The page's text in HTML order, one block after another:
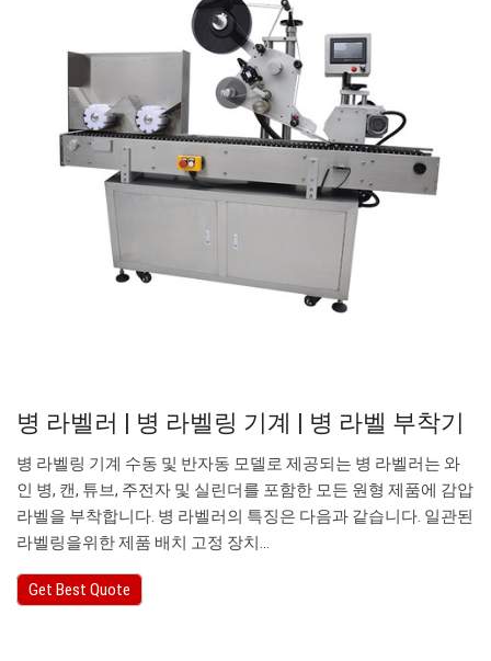
병 라벨러 | 병 라벨링 기계 | 병 라벨 부착기
병 라벨링 기계 수동 및 반자동 모델로 제공되는 병 라벨러는 와
인 병, 캔, 튜브, 주전자 및 실린더를 포함한 모든 원형 제품에 감압
라벨을 부착합니다. 병 라벨러의 특징은 다음과 같습니다. 일관된
라벨링을위한 제품 배치 고정 장치…
Get Best Quote